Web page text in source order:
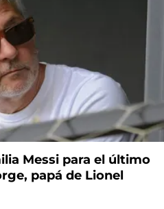
Messi para el último
papá de Lionel